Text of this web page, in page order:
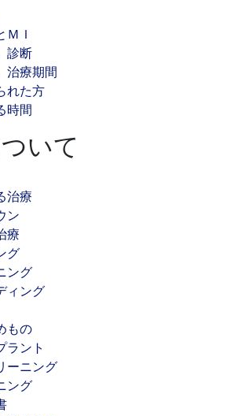
Ｉ
診断
治療期間
れた方
時間
いて
治療
ン
療
グ
ング
ィング
もの
ラント
ーニング
ング